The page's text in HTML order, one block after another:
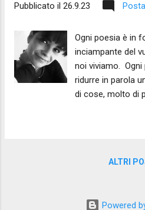
viaggio verso
configurarsi
ritorno verso la
sempre è dato
senza
suono o,
Pubblicato il 26.9.23
Ogni poesia è in
inciampante del
noi viviamo.
ridurre in parola
di cose, molto di
è opera di
di cui oggi Le
i cui contenuti
ALTRI
Powered